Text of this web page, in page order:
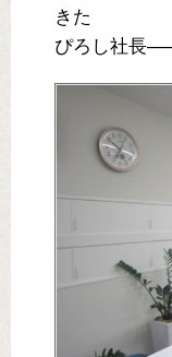
きた
ぴろし社長